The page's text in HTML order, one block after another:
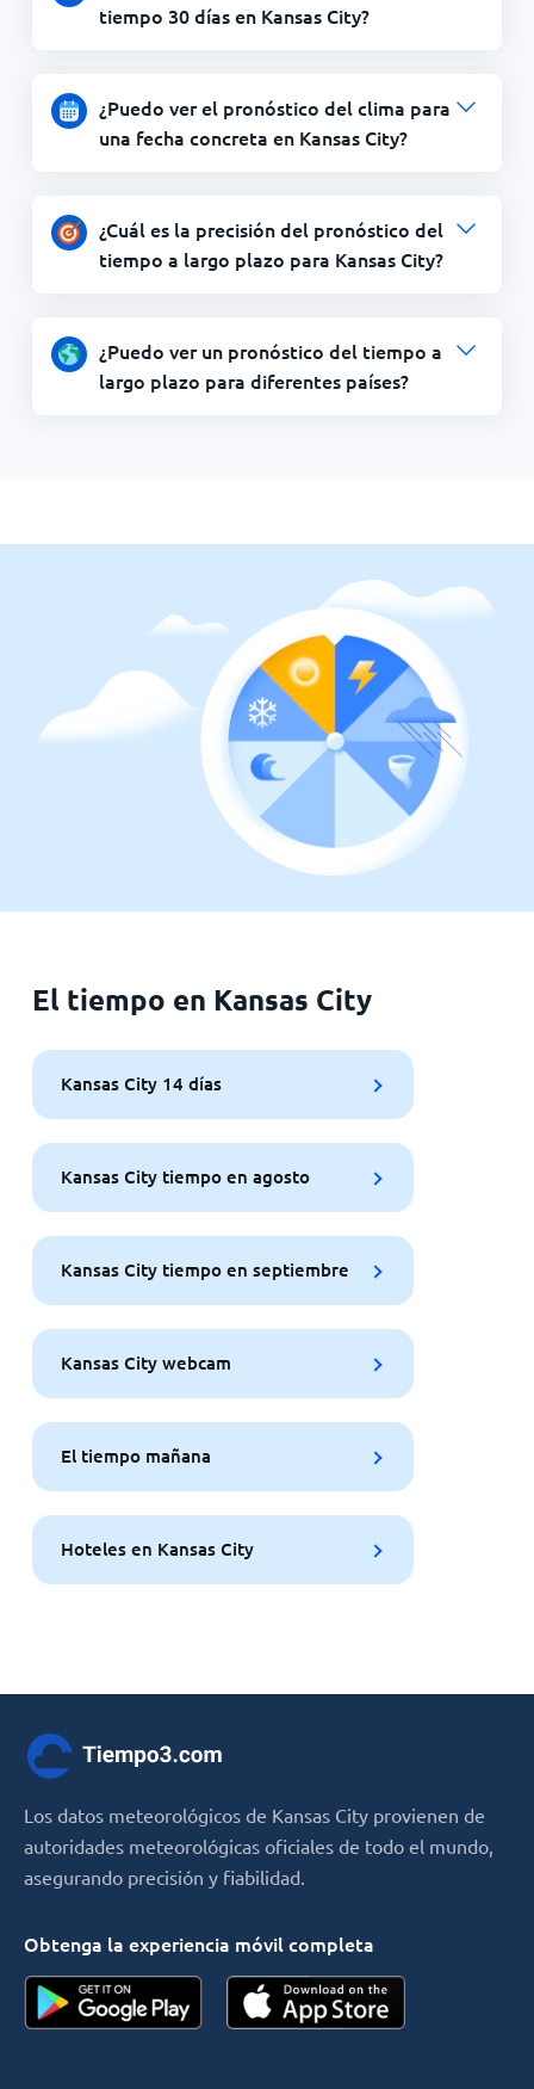
tiempo 30 días en Kansas City?
¿Puedo ver el pronóstico del clima para
una fecha concreta en Kansas City?
¿Cuál es la precisión del pronóstico del
tiempo a largo plazo para Kansas City?
¿Puedo ver un pronóstico del tiempo a
largo plazo para diferentes países?
El tiempo en Kansas City
Kansas City 14 días
Kansas City tiempo en agosto
Kansas City tiempo en septiembre
Kansas City webcam
El tiempo mañana
Hoteles en Kansas City
Los datos meteorológicos de Kansas City provienen de
autoridades meteorológicas oficiales de todo el mundo,
asegurando precisión y fiabilidad.
Obtenga la experiencia móvil completa